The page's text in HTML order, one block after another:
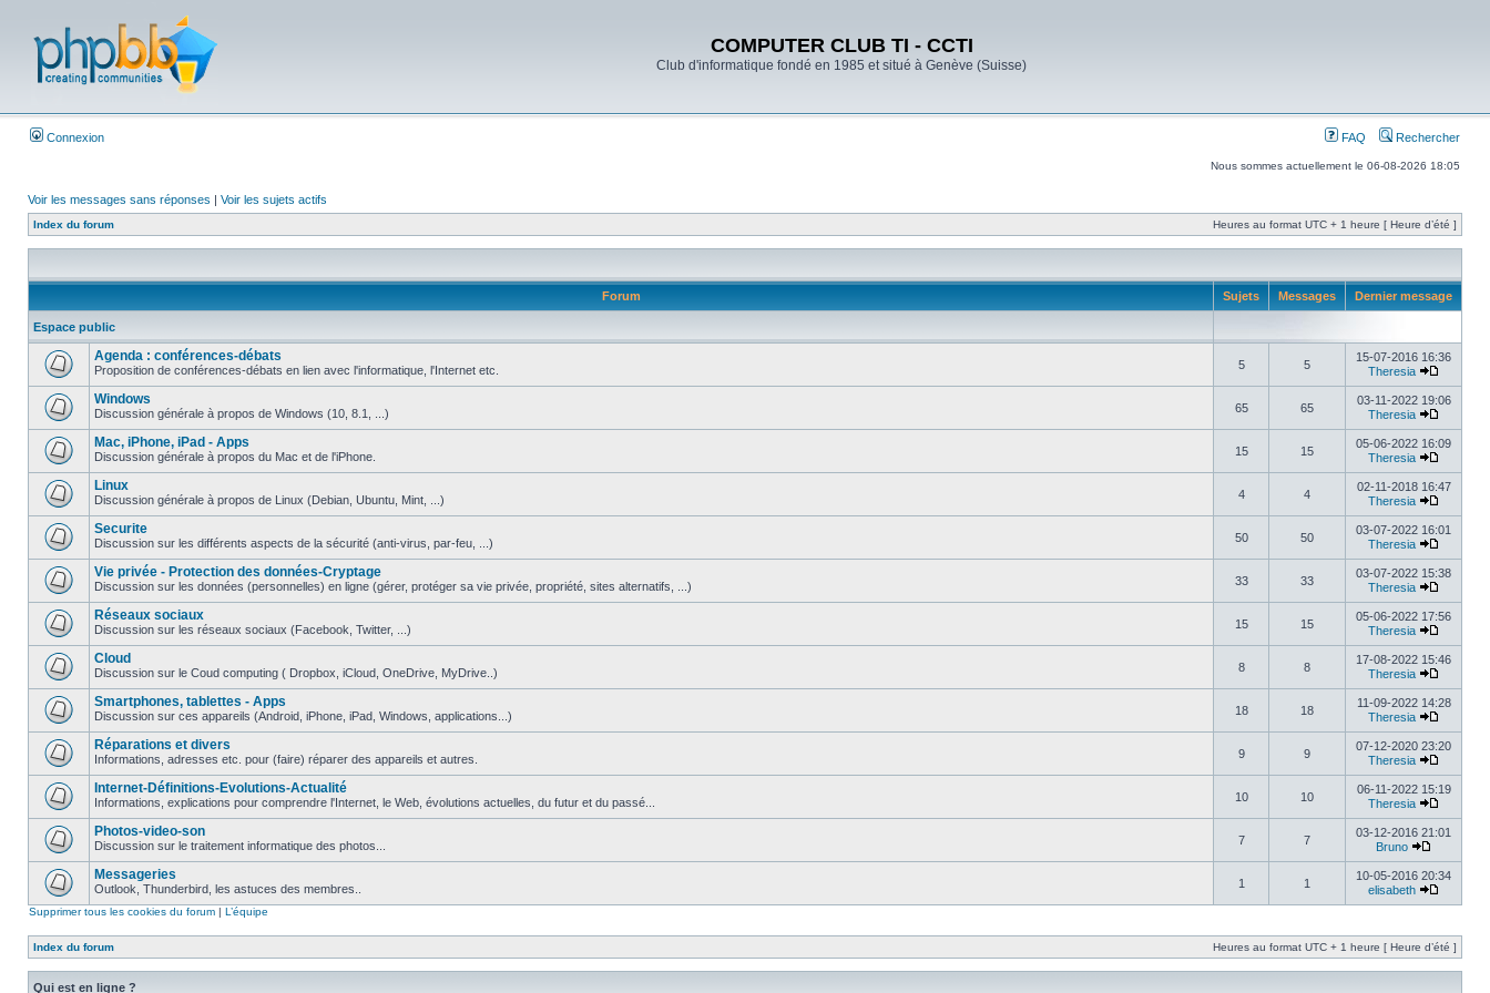
COMPUTER CLUB TI - CCTI
Club d'informatique fondé en 1985 et situé à Genève (Suisse)
Connexion FAQ Rechercher
Nous sommes actuellement le 06-08-2026 18:05
Voir les messages sans réponses | Voir les sujets actifs
Index du forum Heures au format UTC + 1 heure [ Heure d’été ]
Forum Sujets Messages Dernier message
Espace public
Agenda : conférences-débats
Proposition de conférences-débats en lien avec l'informatique, l'Internet etc. 5 5
15-07-2016 16:36
Theresia
Windows
Discussion générale à propos de Windows (10, 8.1, ...) 65 65
03-11-2022 19:06
Theresia
Mac, iPhone, iPad - Apps
Discussion générale à propos du Mac et de l'iPhone. 15 15
05-06-2022 16:09
Theresia
Linux
Discussion générale à propos de Linux (Debian, Ubuntu, Mint, ...) 4 4
02-11-2018 16:47
Theresia
Securite
Discussion sur les différents aspects de la sécurité (anti-virus, par-feu, ...) 50 50
03-07-2022 16:01
Theresia
Vie privée - Protection des données-Cryptage
Discussion sur les données (personnelles) en ligne (gérer, protéger sa vie privée, propriété, sites alternatifs, ...) 33 33
03-07-2022 15:38
Theresia
Réseaux sociaux
Discussion sur les réseaux sociaux (Facebook, Twitter, ...) 15 15
05-06-2022 17:56
Theresia
Cloud
Discussion sur le Coud computing ( Dropbox, iCloud, OneDrive, MyDrive..) 8 8
17-08-2022 15:46
Theresia
Smartphones, tablettes - Apps
Discussion sur ces appareils (Android, iPhone, iPad, Windows, applications...) 18 18
11-09-2022 14:28
Theresia
Réparations et divers
Informations, adresses etc. pour (faire) réparer des appareils et autres. 9 9
07-12-2020 23:20
Theresia
Internet-Définitions-Evolutions-Actualité
Informations, explications pour comprendre l'Internet, le Web, évolutions actuelles, du futur et du passé... 10 10
06-11-2022 15:19
Theresia
Photos-video-son
Discussion sur le traitement informatique des photos... 7 7
03-12-2016 21:01
Bruno
Messageries
Outlook, Thunderbird, les astuces des membres.. 1 1
10-05-2016 20:34
elisabeth
Supprimer tous les cookies du forum | L’équipe
Index du forum Heures au format UTC + 1 heure [ Heure d’été ]
Qui est en ligne ?